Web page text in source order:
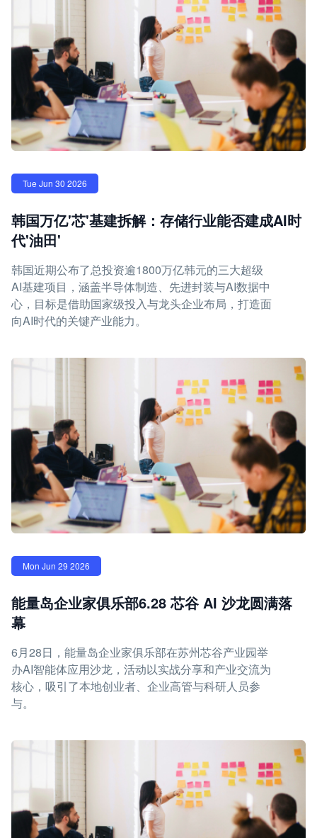
Tue Jun 30 2026
韩国万亿'芯'基建拆解：存储行业能否建成AI时
代'油田'
韩国近期公布了总投资逾1800万亿韩元的三大超级
AI基建项目，涵盖半导体制造、先进封装与AI数据中
心，目标是借助国家级投入与龙头企业布局，打造面
向AI时代的关键产业能力。
Mon Jun 29 2026
能量岛企业家俱乐部6.28 芯谷 AI 沙龙圆满落
幕
6月28日，能量岛企业家俱乐部在苏州芯谷产业园举
办AI智能体应用沙龙，活动以实战分享和产业交流为
核心，吸引了本地创业者、企业高管与科研人员参
与。